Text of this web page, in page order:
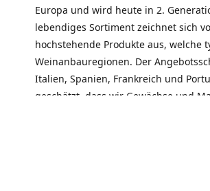
Europa und wird heute in 2.
lebendiges Sortiment zeichnet sich
hochstehende Produkte aus, welche
Weinanbauregionen. Der
Italien, Spanien, Frankreich und
geschätzt, dass wir Gewächse und